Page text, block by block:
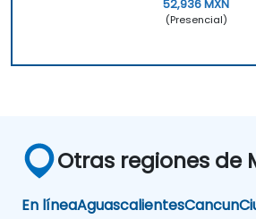
52,936 MXN
(Presencial)
Otras regiones de
En líneaAguascalientesCancun